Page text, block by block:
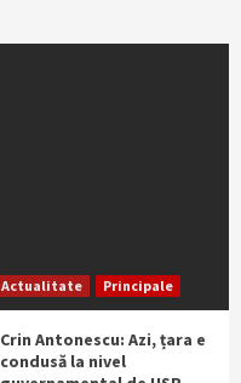
Actualitate Principale
Crin Antonescu: Azi, țara e
condusă la nivel